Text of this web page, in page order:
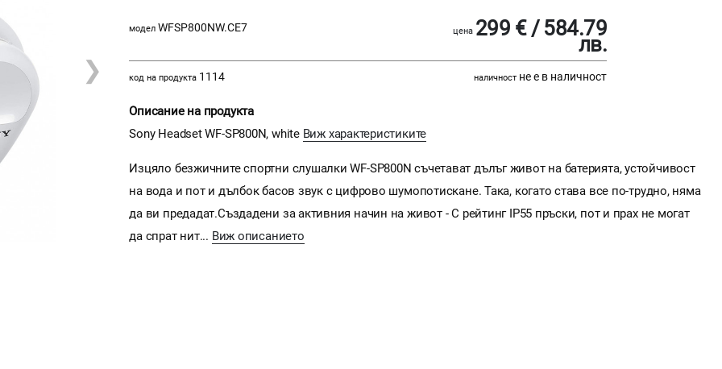
❯
модел WFSP800NW.CE7 цена 299 € / 584.79
лв.
код на продукта 1114 наличност не е в наличност
Описание на продукта
Sony Headset WF-SP800N, white Виж характеристиките
Изцяло безжичните спортни слушалки WF-SP800N съчетават дълъг живот на батерията, устойчивост
на вода и пот и дълбок басов звук с цифрово шумопотискане. Така, когато става все по-трудно, няма
да ви предадат.Създадени за активния начин на живот - С рейтинг IP55 пръски, пот и прах не могат
да спрат нит... Виж описанието